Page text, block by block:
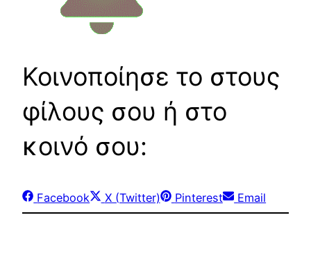
Κοινοποίησε το στους
φίλους σου ή στο
κοινό σου:
Share
on
Facebook
Share
on
X (Twitter)
Share
on
Pinterest
Share
on
Email